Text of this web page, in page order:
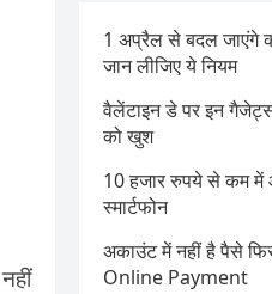
1 अप्रैल से बदल जाएंगे
जान लीजिए ये नियम
वैलेंटाइन डे पर इन
को खुश
10 हजार रुपये से कम में
स्मार्टफोन
अकाउंट में नहीं है पैसे
Online Payment